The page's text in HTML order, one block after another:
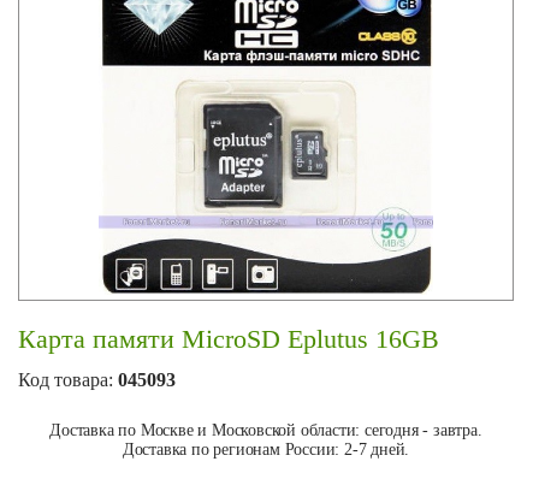
Карта памяти MicroSD Eplutus 16GB
Код товара: 045093
Доставка по Москве и Московской области: сегодня - завтра.
Доставка по регионам России: 2-7 дней.